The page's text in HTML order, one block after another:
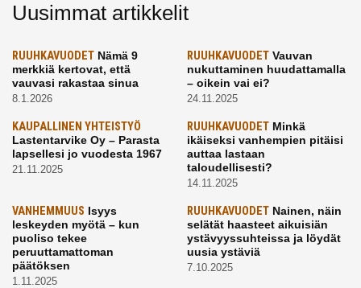
Uusimmat artikkelit
RUUHKAVUODET Nämä 9
merkkiä kertovat, että
vauvasi rakastaa sinua
8.1.2026
RUUHKAVUODETVauvan
nukuttaminen huudattamalla
– oikein vai ei?
24.11.2025
KAUPALLINEN YHTEISTYÖ
Lastentarvike Oy – Parasta
lapsellesi jo vuodesta 1967
21.11.2025
RUUHKAVUODETMinkä
ikäiseksi vanhempien pitäisi
auttaa lastaan
taloudellisesti?
14.11.2025
VANHEMMUUS Isyys
leskeyden myötä – kun
puoliso tekee
peruuttamattoman
päätöksen
1.11.2025
RUUHKAVUODETNainen, näin
selätät haasteet aikuisiän
ystävyyssuhteissa ja löydät
uusia ystäviä
7.10.2025